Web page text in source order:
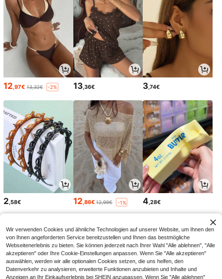
12 ,97€ 13,32€ -2% 13,36€ 3 ,74€
2 ,58€ 12 ,86€ 12,99€ -1% 4 ,28€
Wir verwenden Cookies und ähnliche Technologien auf unserer Website, um Ihnen den
von Ihnen angeforderten Service bereitzustellen und Ihnen das bestmögliche
Webseitenerlebnis zu bieten. Sie können jederzeit nach Ihrer Wahl "Alle ablehnen", "Alle
akzeptieren" oder Ihre Cookie-Einstellungen anpassen. Wenn Sie "Alle akzeptieren"
auswählen, werden wir alle optionalen Cookies setzen, die uns helfen, den
Datenverkehr zu analysieren, erweiterte Funktionen anzubieten und Inhalte und
Anzeigen an Ihr Einkaufserlebnis bei SHEIN anzupassen. Wenn Sie "Alle ablehnen"